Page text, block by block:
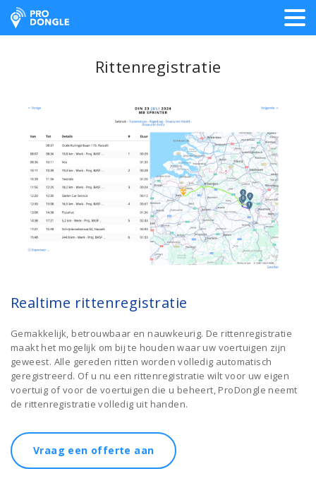
ProDongle Track & Trace
Rittenregistratie
Realtime rittenregistratie
Gemakkelijk, betrouwbaar en nauwkeurig. De rittenregistratie
maakt het mogelijk om bij te houden waar uw voertuigen zijn
geweest. Alle gereden ritten worden volledig automatisch
geregistreerd. Of u nu een rittenregistratie wilt voor uw eigen
voertuig of voor de voertuigen die u beheert, ProDongle neemt
de rittenregistratie volledig uit handen.
Vraag een offerte aan